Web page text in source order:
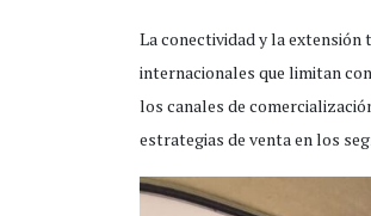
La conectividad y la
internacionales que limitan
los canales de
estrategias de venta en los